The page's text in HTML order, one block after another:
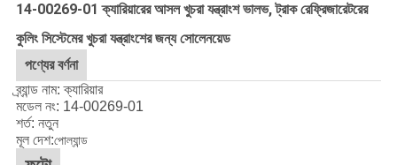
14-00269-01 ক্যারিয়ারের আসল খুচরা যন্ত্রাংশ ভালভ, ট্রাক রেফ্রিজারেটরের
কুলিং সিস্টেমের খুচরা যন্ত্রাংশের জন্য সোলেনয়েড
পণ্যের বর্ণনা
ব্র্যান্ড নাম: ক্যারিয়ার
মডেল নং: 14-00269-01
শর্ত: নতুন
মূল দেশ:পোল্যান্ড